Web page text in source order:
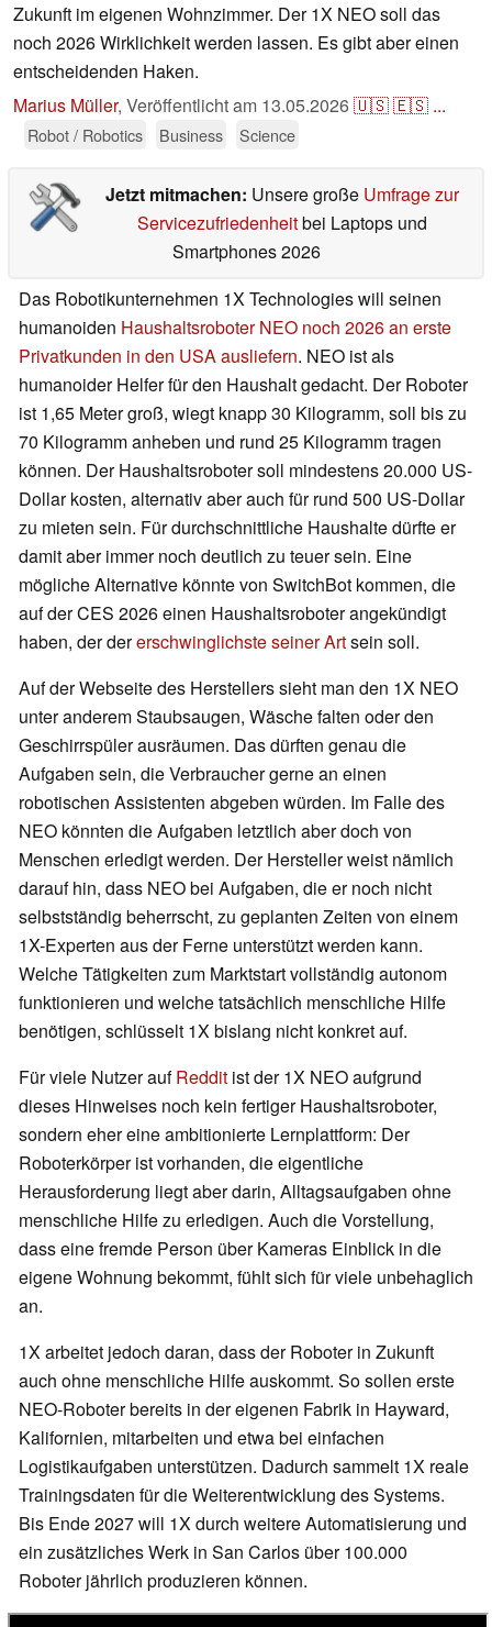
Zukunft im eigenen Wohnzimmer. Der 1X NEO soll das
noch 2026 Wirklichkeit werden lassen. Es gibt aber einen
entscheidenden Haken.
Marius Müller, Veröffentlicht am 13.05.2026🇺🇸🇪🇸 ...
Robot / Robotics Business Science
Jetzt mitmachen: Unsere große Umfrage zur
Servicezufriedenheitbei Laptops und
Smartphones 2026
Das Robotikunternehmen 1X Technologies will seinen
humanoiden Haushaltsroboter NEO noch 2026 an erste
Privatkunden in den USA ausliefern. NEO ist als
humanoider Helfer für den Haushalt gedacht. Der Roboter
ist 1,65 Meter groß, wiegt knapp 30 Kilogramm, soll bis zu
70 Kilogramm anheben und rund 25 Kilogramm tragen
können. Der Haushaltsroboter soll mindestens 20.000 US-
Dollar kosten, alternativ aber auch für rund 500 US-Dollar
zu mieten sein. Für durchschnittliche Haushalte dürfte er
damit aber immer noch deutlich zu teuer sein. Eine
mögliche Alternative könnte von SwitchBot kommen, die
auf der CES 2026 einen Haushaltsroboter angekündigt
haben, der dererschwinglichste seiner Artsein soll.
Auf der Webseite des Herstellers sieht man den 1X NEO
unter anderem Staubsaugen, Wäsche falten oder den
Geschirrspüler ausräumen. Das dürften genau die
Aufgaben sein, die Verbraucher gerne an einen
robotischen Assistenten abgeben würden. Im Falle des
NEO könnten die Aufgaben letztlich aber doch von
Menschen erledigt werden. Der Hersteller weist nämlich
darauf hin, dass NEO bei Aufgaben, die er noch nicht
selbstständig beherrscht, zu geplanten Zeiten von einem
1X-Experten aus der Ferne unterstützt werden kann.
Welche Tätigkeiten zum Marktstart vollständig autonom
funktionieren und welche tatsächlich menschliche Hilfe
benötigen, schlüsselt 1X bislang nicht konkret auf.
Für viele Nutzer aufReddit ist der 1X NEO aufgrund
dieses Hinweises noch kein fertiger Haushaltsroboter,
sondern eher eine ambitionierte Lernplattform: Der
Roboterkörper ist vorhanden, die eigentliche
Herausforderung liegt aber darin, Alltagsaufgaben ohne
menschliche Hilfe zu erledigen. Auch die Vorstellung,
dass eine fremde Person über Kameras Einblick in die
eigene Wohnung bekommt, fühlt sich für viele unbehaglich
an.
1X arbeitet jedoch daran, dass der Roboter in Zukunft
auch ohne menschliche Hilfe auskommt. So sollen erste
NEO-Roboter bereits in der eigenen Fabrik in Hayward,
Kalifornien, mitarbeiten und etwa bei einfachen
Logistikaufgaben unterstützen. Dadurch sammelt 1X reale
Trainingsdaten für die Weiterentwicklung des Systems.
Bis Ende 2027 will 1X durch weitere Automatisierung und
ein zusätzliches Werk in San Carlos über 100.000
Roboter jährlich produzieren können.